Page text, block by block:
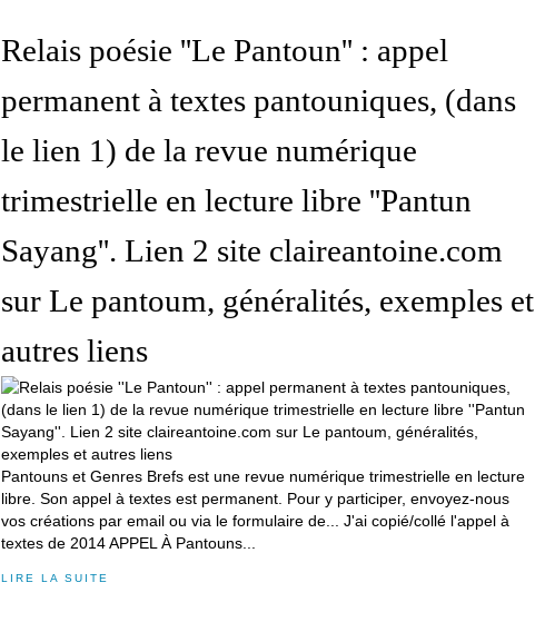
Relais poésie ''Le Pantoun'' : appel
permanent à textes pantouniques, (dans
le lien 1) de la revue numérique
trimestrielle en lecture libre ''Pantun
Sayang''. Lien 2 site claireantoine.com
sur Le pantoum, généralités, exemples et
autres liens
Pantouns et Genres Brefs est une revue numérique trimestrielle en lecture
libre. Son appel à textes est permanent. Pour y participer, envoyez-nous
vos créations par email ou via le formulaire de... J'ai copié/collé l'appel à
textes de 2014 APPEL À Pantouns...
LIRE LA SUITE